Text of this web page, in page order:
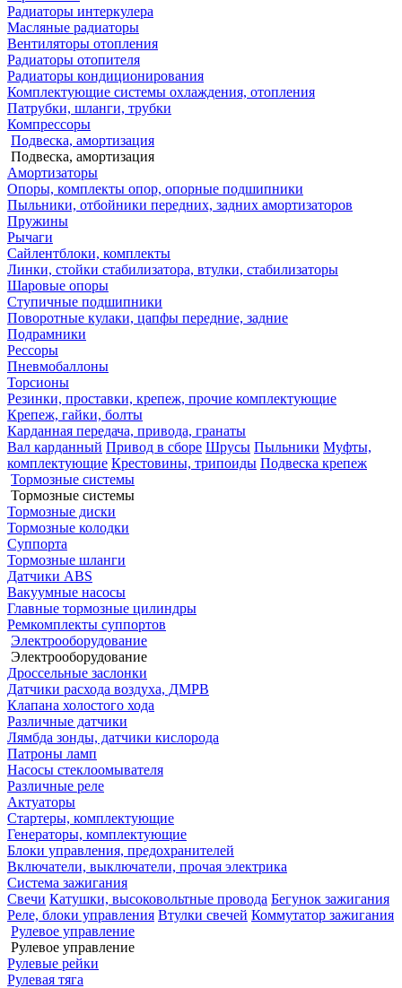
Радиаторы интеркулера
Масляные радиаторы
Вентиляторы отопления
Радиаторы отопителя
Радиаторы кондиционирования
Комплектующие системы охлаждения, отопления
Патрубки, шланги, трубки
Компрессоры
Подвеска, амортизация
Подвеска, амортизация
Амортизаторы
Опоры, комплекты опор, опорные подшипники
Пыльники, отбойники передних, задних амортизаторов
Пружины
Рычаги
Сайлентблоки, комплекты
Линки, стойки стабилизатора, втулки, стабилизаторы
Шаровые опоры
Ступичные подшипники
Поворотные кулаки, цапфы передние, задние
Подрамники
Рессоры
Пневмобаллоны
Торсионы
Резинки, проставки, крепеж, прочие комплектующие
Крепеж, гайки, болты
Карданная передача, привода, гранаты
Вал карданный Привод в сборе Шрусы Пыльники Муфты,
комплектующие Крестовины, трипоиды Подвеска крепеж
Тормозные системы
Тормозные системы
Тормозные диски
Тормозные колодки
Суппорта
Тормозные шланги
Датчики ABS
Вакуумные насосы
Главные тормозные цилиндры
Ремкомплекты суппортов
Электрооборудование
Электрооборудование
Дроссельные заслонки
Датчики расхода воздуха, ДМРВ
Клапана холостого хода
Различные датчики
Лямбда зонды, датчики кислорода
Патроны ламп
Насосы стеклоомывателя
Различные реле
Актуаторы
Стартеры, комплектующие
Генераторы, комплектующие
Блоки управления, предохранителей
Включатели, выключатели, прочая электрика
Система зажигания
Свечи Катушки, высоковольтные провода Бегунок зажигания
Реле, блоки управления Втулки свечей Коммутатор зажигания
Рулевое управление
Рулевое управление
Рулевые рейки
Рулевая тяга